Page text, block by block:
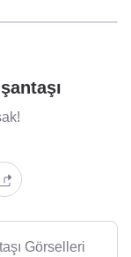
Görselleri